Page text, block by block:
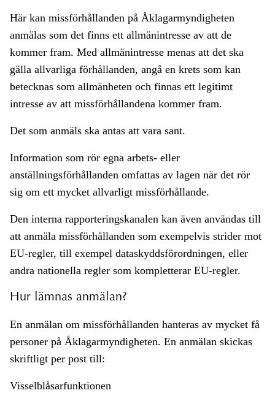
Här kan missförhållanden på Åklagarmyndigheten
anmälas som det finns ett allmänintresse av att de
kommer fram. Med allmänintresse menas att det ska
gälla allvarliga förhållanden, angå en krets som kan
betecknas som allmänheten och finnas ett legitimt
intresse av att missförhållandena kommer fram.
Det som anmäls ska antas att vara sant.
Information som rör egna arbets- eller
anställningsförhållanden omfattas av lagen när det rör
sig om ett mycket allvarligt missförhållande.
Den interna rapporteringskanalen kan även användas till
att anmäla missförhållanden som exempelvis strider mot
EU-regler, till exempel dataskyddsförordningen, eller
andra nationella regler som kompletterar EU-regler.
Hur lämnas anmälan?
En anmälan om missförhållanden hanteras av mycket få
personer på Åklagarmyndigheten. En anmälan skickas
skriftligt per post till:
Visselblåsarfunktionen